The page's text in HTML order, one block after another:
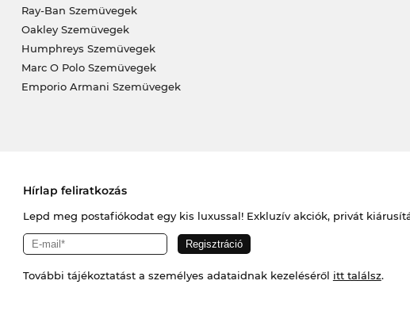
Ray-Ban Szemüvegek
Oakley Szemüvegek
Humphreys Szemüvegek
Marc O Polo Szemüvegek
Emporio Armani Szemüvegek
Hírlap feliratkozás
Lepd meg postafiókodat egy kis luxussal! Exkluzív akciók, privát
További tájékoztatást a személyes adataidnak kezeléséről itt találsz.